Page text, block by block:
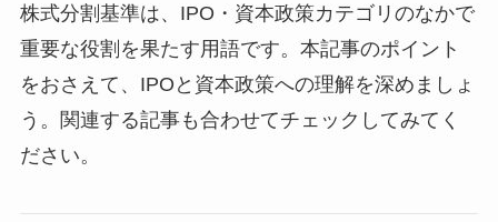
株式分割基準は、IPO・資本政策カテゴリのなかで
重要な役割を果たす用語です。本記事のポイント
をおさえて、IPOと資本政策への理解を深めましょ
う。関連する記事も合わせてチェックしてみてく
ださい。